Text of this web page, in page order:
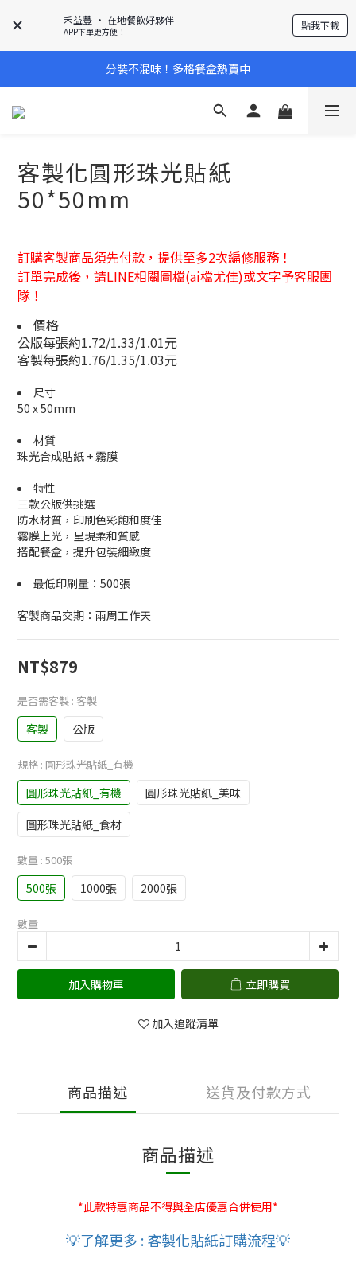
禾益豐 • 在地餐飲好夥伴
APP下單更方便！ 點我下載
分裝不混味！多格餐盒熱賣中
客製化圓形珠光貼紙
50*50mm
訂購客製商品須先付款，提供至多2次編修服務！
訂單完成後，請LINE相關圖檔(ai檔尤佳)或文字予客服團
隊！
價格
公版每張約1.72/1.33/1.01元
客製每張約1.76/1.35/1.03元
尺寸
50 x 50mm
材質
珠光合成貼紙 + 霧膜
特性
三款公版供挑選
防水材質，印刷色彩飽和度佳
霧膜上光，呈現柔和質感
搭配餐盒，提升包裝細緻度
最低印刷量：500張
客製商品交期：兩周工作天
NT$879
是否需客製 : 客製
客製 公版
規格 : 圓形珠光貼紙_有機
圓形珠光貼紙_有機
圓形珠光貼紙_美味
圓形珠光貼紙_食材
數量 : 500張
500張 1000張 2000張
數量
加入購物車 立即購買
加入追蹤清單
商品描述 送貨及付款方式
商品描述
*此款特惠商品不得與全店優惠合併使用*
💡了解更多 : 客製化貼紙訂購流程💡